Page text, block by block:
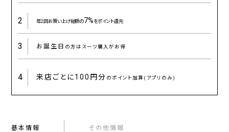
2 年2回お買い上げ総額の7%をポイント還元
3 お誕生日 の方はスーツ購入がお得
4 来店ごとに100円分 のポイント加算(アプリのみ)
基本情報 その他情報